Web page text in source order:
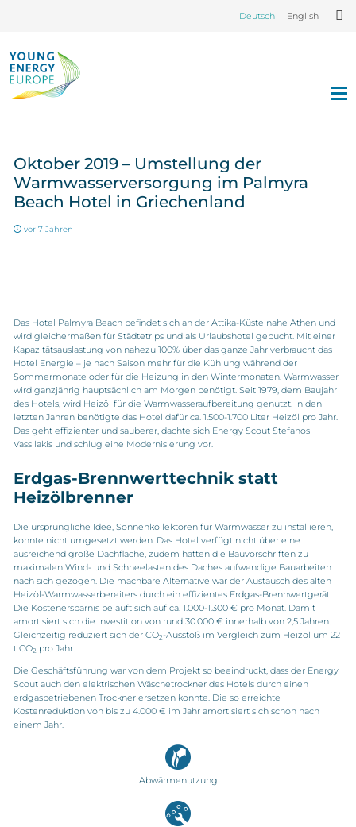
Deutsch English
Oktober 2019 – Umstellung der
Warmwasserversorgung im Palmyra
Beach Hotel in Griechenland
vor 7 Jahren
Das Hotel Palmyra Beach befindet sich an der Attika-Küste nahe Athen und
wird gleichermaßen für Städtetrips und als Urlaubshotel gebucht. Mit einer
Kapazitätsauslastung von nahezu 100% über das ganze Jahr verbraucht das
Hotel Energie – je nach Saison mehr für die Kühlung während der
Sommermonate oder für die Heizung in den Wintermonaten. Warmwasser
wird ganzjährig hauptsächlich am Morgen benötigt. Seit 1979, dem Baujahr
des Hotels, wird Heizöl für die Warmwasseraufbereitung genutzt. In den
letzten Jahren benötigte das Hotel dafür ca. 1.500-1.700 Liter Heizöl pro Jahr.
Das geht effizienter und sauberer, dachte sich Energy Scout Stefanos
Vassilakis und schlug eine Modernisierung vor.
Erdgas-Brennwerttechnik statt
Heizölbrenner
Die ursprüngliche Idee, Sonnenkollektoren für Warmwasser zu installieren,
konnte nicht umgesetzt werden. Das Hotel verfügt nicht über eine
ausreichend große Dachfläche, zudem hätten die Bauvorschriften zu
maximalen Wind- und Schneelasten des Daches aufwendige Bauarbeiten
nach sich gezogen. Die machbare Alternative war der Austausch des alten
Heizöl-Warmwasserbereiters durch ein effizientes Erdgas-Brennwertgerät.
Die Kostenersparnis beläuft sich auf ca. 1.000-1.300 € pro Monat. Damit
amortisiert sich die Investition von rund 30.000 € innerhalb von 2,5 Jahren.
Gleichzeitig reduziert sich der CO2 -Ausstoß im Vergleich zum Heizöl um 22
t CO2 pro Jahr.
Die Geschäftsführung war von dem Projekt so beeindruckt, dass der Energy
Scout auch den elektrischen Wäschetrockner des Hotels durch einen
erdgasbetriebenen Trockner ersetzen konnte. Die so erreichte
Kostenreduktion von bis zu 4.000 € im Jahr amortisiert sich schon nach
einem Jahr.
Abwärmenutzung